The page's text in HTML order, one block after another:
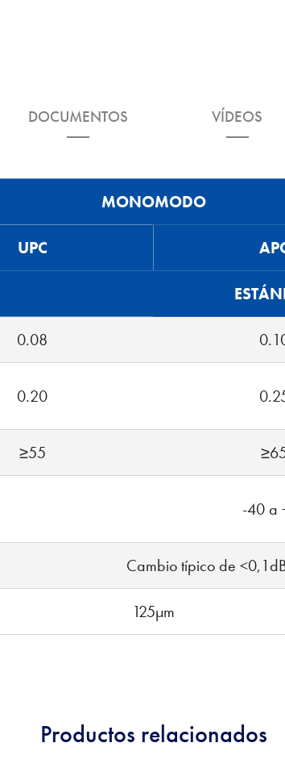
DOCUMENTOS VÍDEOS
MONOMODO
UPC
0.08
0.20
≥55
-40 a
Cambio típico de
125µm
Productos relacionados